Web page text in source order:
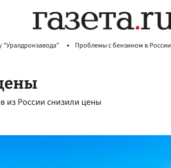
"Уралдронзавода" Проблемы с бензином в России
из России снизили цены